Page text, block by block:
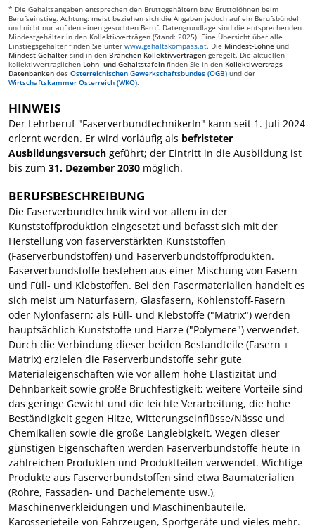
* Die Gehaltsangaben entsprechen den Bruttogehältern bzw Bruttolöhnen beim
Berufseinstieg. Achtung: meist beziehen sich die Angaben jedoch auf ein Berufsbündel
und nicht nur auf den einen gesuchten Beruf. Datengrundlage sind die entsprechenden
Mindestgehälter in den Kollektivverträgen (Stand: 2025). Eine Übersicht über alle
Einstiegsgehälter finden Sie unter www.gehaltskompass.at. Die Mindest-Löhne und
Mindest-Gehälter sind in den Branchen-Kollektivverträgen geregelt. Die aktuellen
kollektivvertraglichen Lohn- und Gehaltstafeln finden Sie in den Kollektivvertrags-
Datenbanken des Österreichischen Gewerkschaftsbundes (ÖGB) und der
Wirtschaftskammer Österreich (WKÖ).
HINWEIS
Der Lehrberuf "FaserverbundtechnikerIn" kann seit 1. Juli 2024
erlernt werden. Er wird vorläufig als befristeter
Ausbildungsversuch geführt; der Eintritt in die Ausbildung ist
bis zum 31. Dezember 2030 möglich.
BERUFSBESCHREIBUNG
Die Faserverbundtechnik wird vor allem in der
Kunststoffproduktion eingesetzt und befasst sich mit der
Herstellung von faserverstärkten Kunststoffen
(Faserverbundstoffen) und Faserverbundstoffprodukten.
Faserverbundstoffe bestehen aus einer Mischung von Fasern
und Füll- und Klebstoffen. Bei den Fasermaterialien handelt es
sich meist um Naturfasern, Glasfasern, Kohlenstoff-Fasern
oder Nylonfasern; als Füll- und Klebstoffe ("Matrix") werden
hauptsächlich Kunststoffe und Harze ("Polymere") verwendet.
Durch die Verbindung dieser beiden Bestandteile (Fasern +
Matrix) erzielen die Faserverbundstoffe sehr gute
Materialeigenschaften wie vor allem hohe Elastizität und
Dehnbarkeit sowie große Bruchfestigkeit; weitere Vorteile sind
das geringe Gewicht und die leichte Verarbeitung, die hohe
Beständigkeit gegen Hitze, Witterungseinflüsse/Nässe und
Chemikalien sowie die große Langlebigkeit. Wegen dieser
günstigen Eigenschaften werden Faserverbundstoffe heute in
zahlreichen Produkten und Produktteilen verwendet. Wichtige
Produkte aus Faserverbundstoffen sind etwa Baumaterialien
(Rohre, Fassaden- und Dachelemente usw.),
Maschinenverkleidungen und Maschinenbauteile,
Karosserieteile von Fahrzeugen, Sportgeräte und vieles mehr.